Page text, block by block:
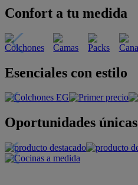
Confort a tu medida
Esenciales con estilo
Oportunidades únicas